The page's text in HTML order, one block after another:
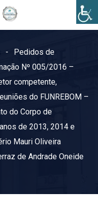
Pedidos de
Nº 005/2016 –
competente,
do FUNREBOM –
do Corpo de
de 2013, 2014 e
Mauri Oliveira
de Andrade Oneide